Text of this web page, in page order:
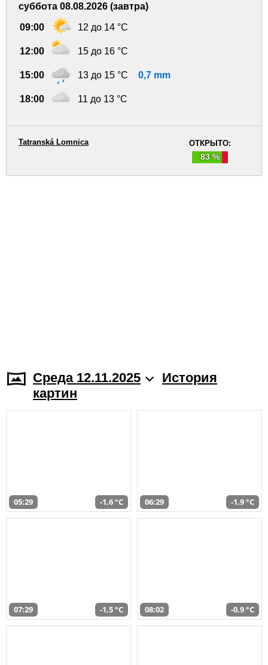
суббота 08.08.2026 (завтра)
09:00 12 до 14 °C
12:00 15 до 16 °C
15:00 13 до 15 °C 0,7 mm
18:00 11 до 13 °C
ОТКРЫТО:
83 %
Tatranská Lomnica
Среда 12.11.2025
История
картин
05:29 -1,6 °C 06:29 -1,9 °C
07:29 -1,5 °C 08:02 -0,9 °C